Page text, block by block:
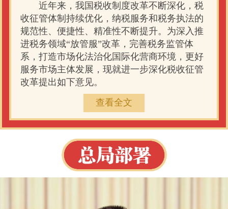
近年来，我国税收制度改革不断深化，税
收征管体制持续优化，纳税服务和税务执法的
规范性、便捷性、精准性不断提升。为深入推
进税务领域“放管服”改革，完善税务监管体
系，打造市场化法治化国际化营商环境，更好
服务市场主体发展，现就进一步深化税收征管
改革提出如下意见。
查看全文